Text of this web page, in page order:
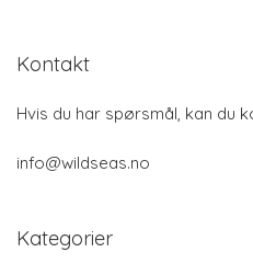
Kontakt
Hvis du har spørsmål, kan du
info@wildseas.no
Kategorier